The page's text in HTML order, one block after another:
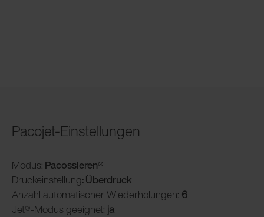
Pacojet-Einstellungen
Modus: Pacossieren®
Druckeinstellung: Überdruck
Anzahl automatischer Wiederholungen: 6
Jet®-Modus geeignet: ja